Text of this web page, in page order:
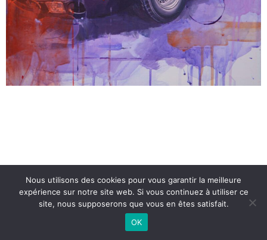
Nous utilisons des cookies pour vous garantir la meilleure
expérience sur notre site web. Si vous continuez à utiliser ce
site, nous supposerons que vous en êtes satisfait.
OK